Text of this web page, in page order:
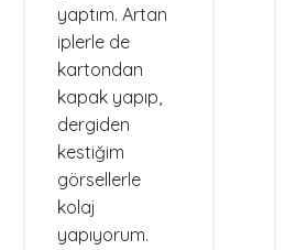
yaptım. Artan
iplerle de
kartondan
kapak yapıp,
dergiden
kestiğim
görsellerle
kolaj
yapıyorum.